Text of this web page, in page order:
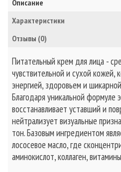
Описание
Характеристики
Отзывы (0)
Питательный крем для лица -
чувствительной и сухой кожей,
энергией, здоровьем и
Благодаря уникальной формуле
восстанавливает уставший и
нейтрализует визуальные
тон. Базовым ингредиентом
лососевое масло, где
аминокислот, коллаген,